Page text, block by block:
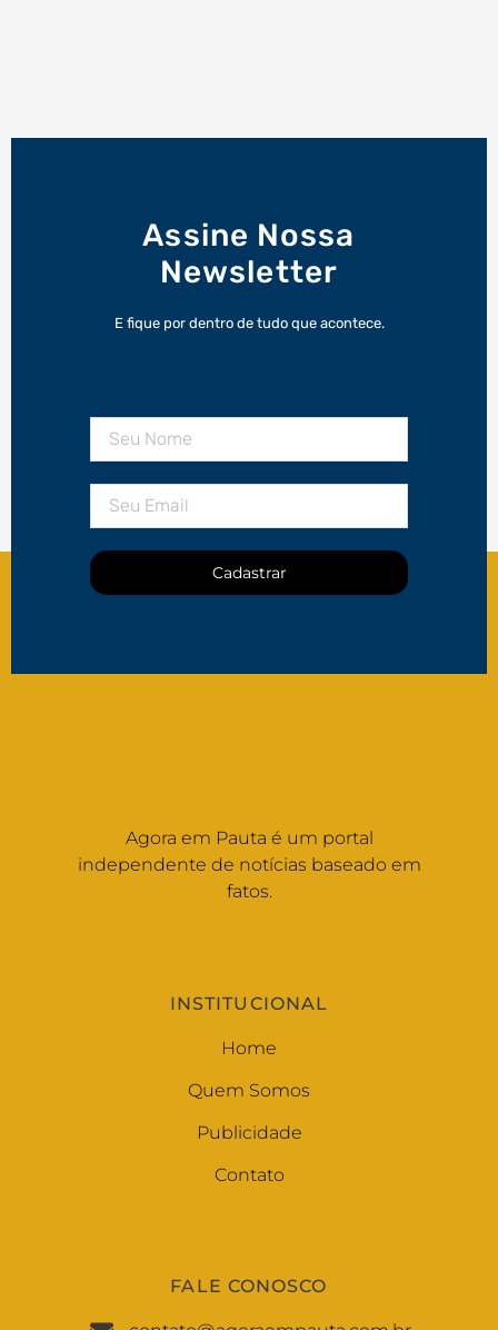
Assine Nossa
Newsletter
E fique por dentro de tudo que acontece.
Cadastrar
Agora em Pauta é um portal
independente de notícias baseado em
fatos.
INSTITUCIONAL
Home
Quem Somos
Publicidade
Contato
FALE CONOSCO